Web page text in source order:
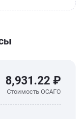
8,931.22 ₽
Стоимость ОСАГО